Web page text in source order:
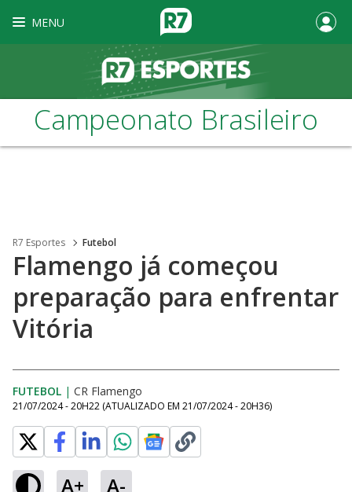
MENU
Campeonato Brasileiro
R7 Esportes Futebol
Flamengo já começou
preparação para enfrentar
Vitória
FUTEBOL | CR Flamengo
21/07/2024 - 20H22 (ATUALIZADO EM 21/07/2024 - 20H36)
A+ A-